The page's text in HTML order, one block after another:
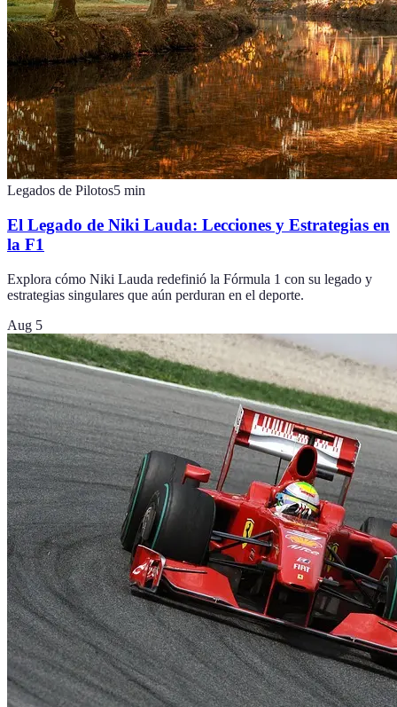
Legados de Pilotos5 min
El Legado de Niki Lauda: Lecciones y Estrategias en
la F1
Explora cómo Niki Lauda redefinió la Fórmula 1 con su legado y
estrategias singulares que aún perduran en el deporte.
Aug 5